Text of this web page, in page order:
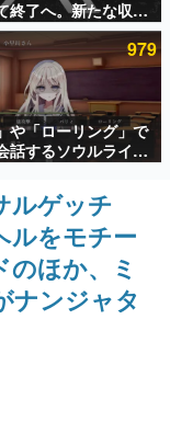
ー数万以上！ などな
渾身の“殿堂入り”記
時のエピソードをお
とは何か？を探ってい
本』は、〈試験問題〉
終了へ。新たな収益
Content
」を発表979
や「ローリング」で
話するソウルライク
『小早川さんはソウ
無料公開。返事に失
YOU DIED」
ルゲッチ
ルをモチー
ほか、ミ
ナンジャタ